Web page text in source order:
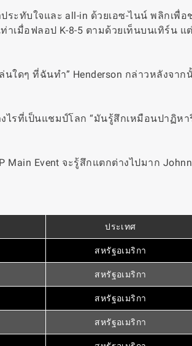
ระทับใจและ all-in ด้วยเอซ-ไนน์ พลิกเพื่
าเมื่อฟลอป K-8-5 ตามด้วยเท็นบนเทิร์น
ใดๆ ที่ฉันทำ” Henderson กล่าวหลังจา
ไรที่เป็นแชมป์โลก “มันรู้สึกเหมือนปาฏิห
Event จะรู้สึกแตกต่างไปมาก
ประเทศ
สหรัฐอเมริกา
สหรัฐอเมริกา
สหรัฐอเมริกา
สหรัฐอเมริกา